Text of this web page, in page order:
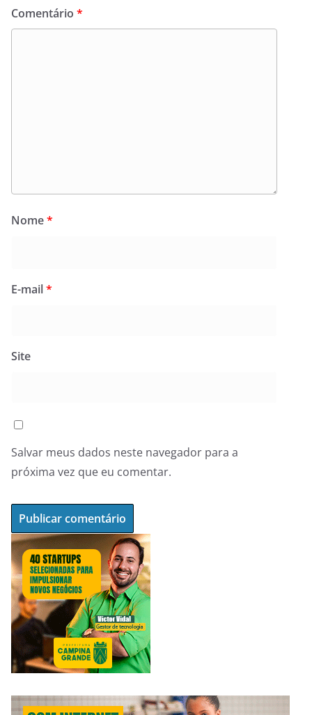
Comentário *
Nome*
E-mail*
Site
Salvar meus dados neste navegador para a
próxima vez que eu comentar.